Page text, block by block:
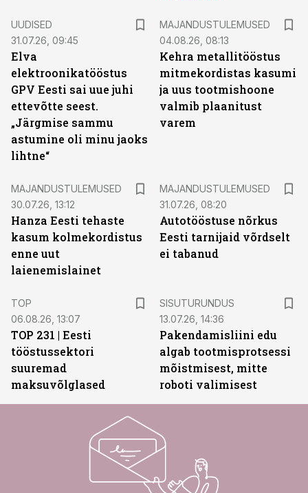
UUDISED
31.07.26, 09:45
Elva
elektroonikatööstus
GPV Eesti sai uue juhi
ettevõtte seest.
„Järgmise sammu
astumine oli minu jaoks
lihtne“
MAJANDUSTULEMUSED
04.08.26, 08:13
Kehra metallitööstus
mitmekordistas kasumi
ja uus tootmishoone
valmib plaanitust
varem
MAJANDUSTULEMUSED
30.07.26, 13:12
Hanza Eesti tehaste
kasum kolmekordistus
enne uut
laienemislainet
MAJANDUSTULEMUSED
31.07.26, 08:20
Autotööstuse nõrkus
Eesti tarnijaid võrdselt
ei tabanud
TOP
06.08.26, 13:07
TOP 231 | Eesti
tööstussektori
suuremad
maksuvõlglased
SISUTURUNDUS
13.07.26, 14:36
Pakendamisliini edu
algab tootmisprotsessi
mõistmisest, mitte
roboti valimisest